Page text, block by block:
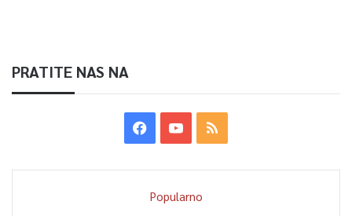
PRATITE NAS NA
Popularno